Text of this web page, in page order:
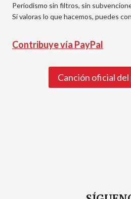
Periodismo sin filtros, sin
Si valoras lo que hacemos, puedes
Contribuye vía PayPal
Canción oficial